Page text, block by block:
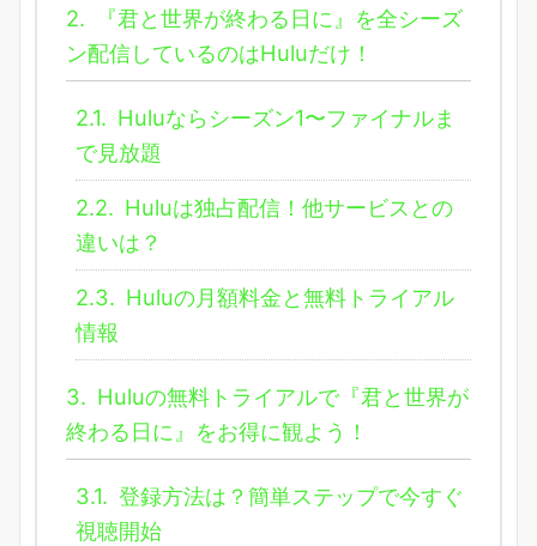
2.
『君と世界が終わる日に』を全シーズ
ン配信しているのはHuluだけ！
2.1. Huluならシーズン1〜ファイナルま
で見放題
2.2. Huluは独占配信！他サービスとの
違いは？
2.3. Huluの月額料金と無料トライアル
情報
3. Huluの無料トライアルで『君と世界が
終わる日に』をお得に観よう！
3.1. 登録方法は？簡単ステップで今すぐ
視聴開始